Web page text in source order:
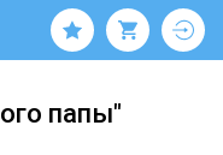
папы"